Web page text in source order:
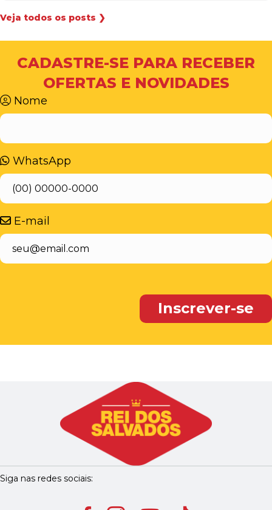
Veja todos os posts ❯
CADASTRE-SE PARA RECEBER
OFERTAS E NOVIDADES
Nome
WhatsApp
E-mail
Siga nas redes sociais: